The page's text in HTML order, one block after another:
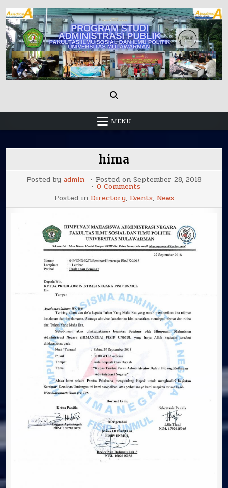
Skip
to
content
Administrasi Publik Fisip Unmul
MENU
hima
Posted by admin Posted on September 28, 2018
0 Commentson
hima
Posted in Directory, Events, News